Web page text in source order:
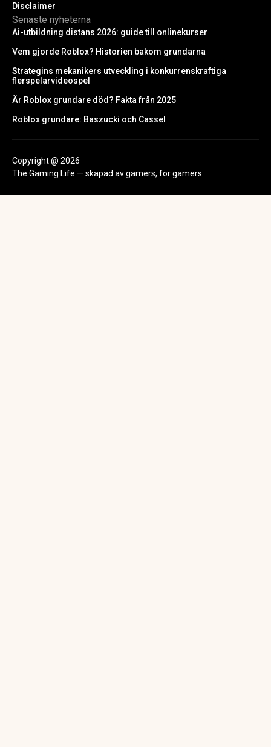
Disclaimer
Senaste nyheterna
Ai-utbildning distans 2026: guide till onlinekurser
Vem gjorde Roblox? Historien bakom grundarna
Strategins mekanikers utveckling i konkurrenskraftiga
flerspelarvideospel
Är Roblox grundare död? Fakta från 2025
Roblox grundare: Baszucki och Cassel
Copyright @ 2026
The Gaming Life — skapad av gamers, för gamers.